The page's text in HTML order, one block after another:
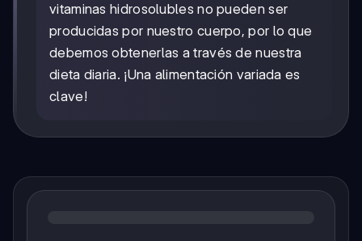
vitaminas hidrosolubles no pueden ser
producidas por nuestro cuerpo, por lo que
debemos obtenerlas a través de nuestra
dieta diaria. ¡Una alimentación variada es
clave!